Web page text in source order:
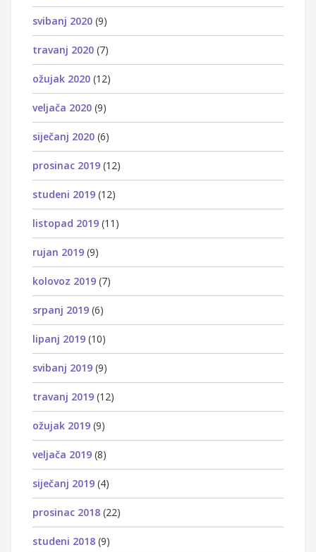
svibanj 2020 (9)
travanj 2020 (7)
ožujak 2020 (12)
veljača 2020 (9)
siječanj 2020 (6)
prosinac 2019 (12)
studeni 2019 (12)
listopad 2019 (11)
rujan 2019 (9)
kolovoz 2019 (7)
srpanj 2019 (6)
lipanj 2019 (10)
svibanj 2019 (9)
travanj 2019 (12)
ožujak 2019 (9)
veljača 2019 (8)
siječanj 2019 (4)
prosinac 2018 (22)
studeni 2018 (9)